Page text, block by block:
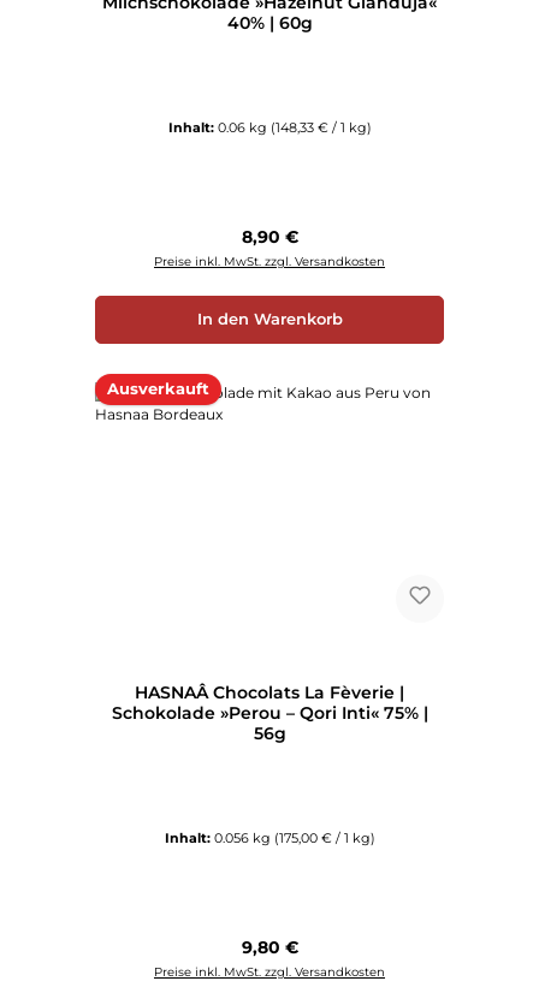
40% | 60g
Inhalt: 0.06 kg (148,33 € / 1 kg)
Regulärer Preis:
8,90 €
Preise inkl. MwSt. zzgl. Versandkosten
In den Warenkorb
Ausverkauft
HASNAÂ Chocolats La Fèverie |
Schokolade »Perou – Qori Inti« 75% |
56g
Inhalt: 0.056 kg (175,00 € / 1 kg)
Regulärer Preis:
9,80 €
Preise inkl. MwSt. zzgl. Versandkosten